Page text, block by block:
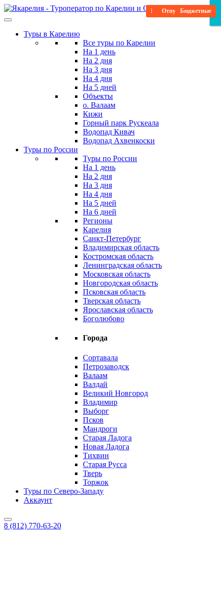
Skip
to
contentТуры в Карелию
Все туры по Карелии
На 1 день
На 2 дня
На 3 дня
На 4 дня
На 5 дней
Объекты
о. Валаам
Кижи
Горный парк Рускеала
Водопад Кивач
Водопад Ахвенкоски
Туры по России
Туры по России
На 1 день
На 2 дня
На 3 дня
На 4 дня
На 5 дней
На 6 дней
Регионы
Карелия
Санкт-Петербург
Владимирская область
Костромская область
Ленинградская область
Московская область
Новгородская область
Псковская область
Тверская область
Ярославская область
Боголюбово
Города
Сортавала
Петрозаводск
Валаам
Валдай
Великий Новгород
Владимир
Выборг
Псков
Мандроги
Старая Ладога
Новая Ладога
Тихвин
Старая Русса
Тверь
Торжок
Туры по Северо-Западу
Аккаунт
8 (812) 770-63-20
Бюджетные
В гости к Деду Морозу
Гастро-тур
Научитесь новому
Вкусные дегустации
Бюджетные
Отпуск в Карелии
Бюджетные ×××